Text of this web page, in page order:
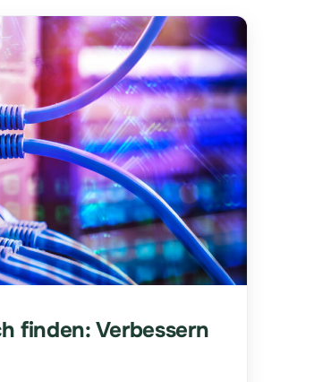
finden: Verbessern